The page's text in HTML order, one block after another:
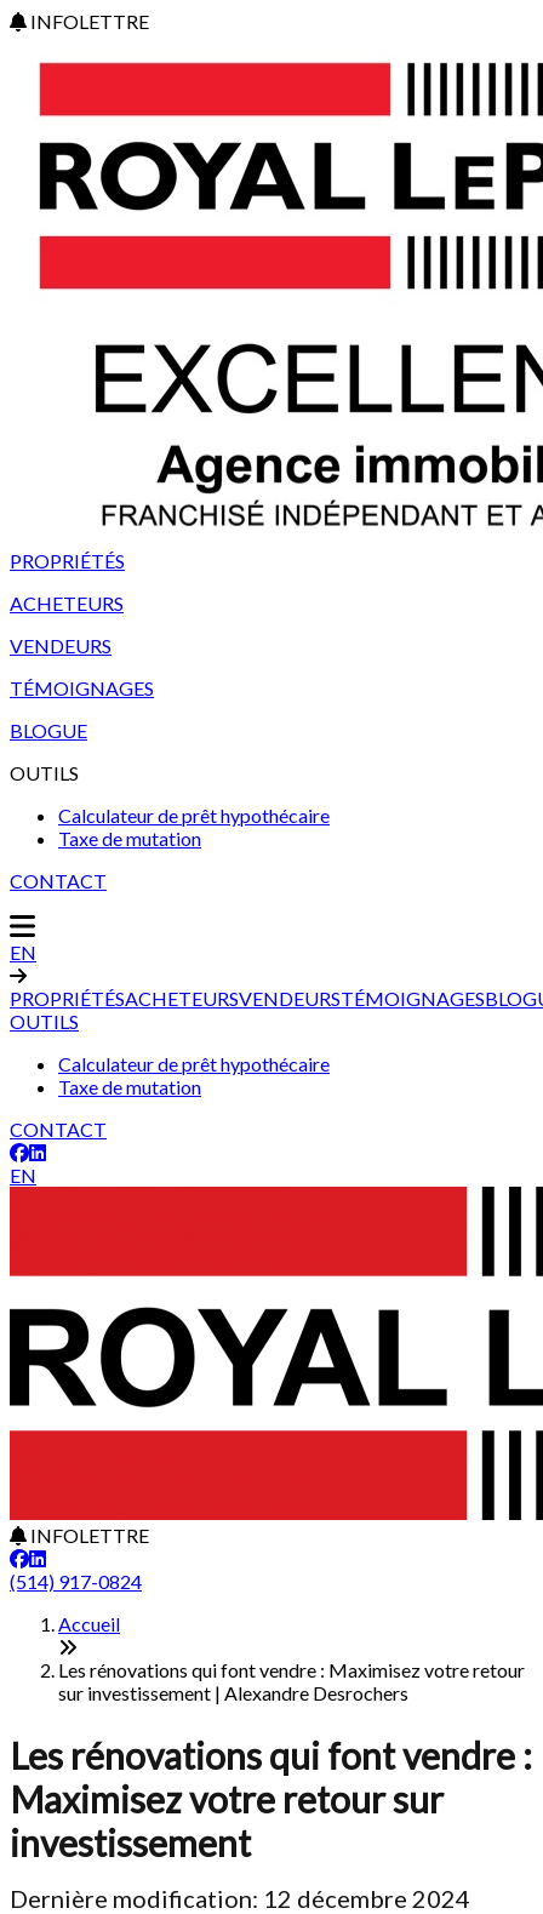
INFOLETTRE
PROPRIÉTÉS
ACHETEURS
VENDEURS
TÉMOIGNAGES
BLOGUE
OUTILS
Calculateur de prêt hypothécaire
Taxe de mutation
CONTACT
EN
PROPRIÉTÉSACHETEURSVENDEURSTÉMOIGNAGES
OUTILS
Calculateur de prêt hypothécaire
Taxe de mutation
CONTACT
EN
INFOLETTRE
(514) 917-0824
Accueil
Les rénovations qui font vendre : Maximisez votre retour
sur investissement | Alexandre Desrochers
Les rénovations qui font vendre :
Maximisez votre retour sur
investissement
Dernière modification: 12 décembre 2024